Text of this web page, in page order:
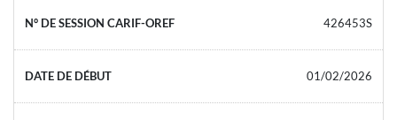
426453S
01/02/2026